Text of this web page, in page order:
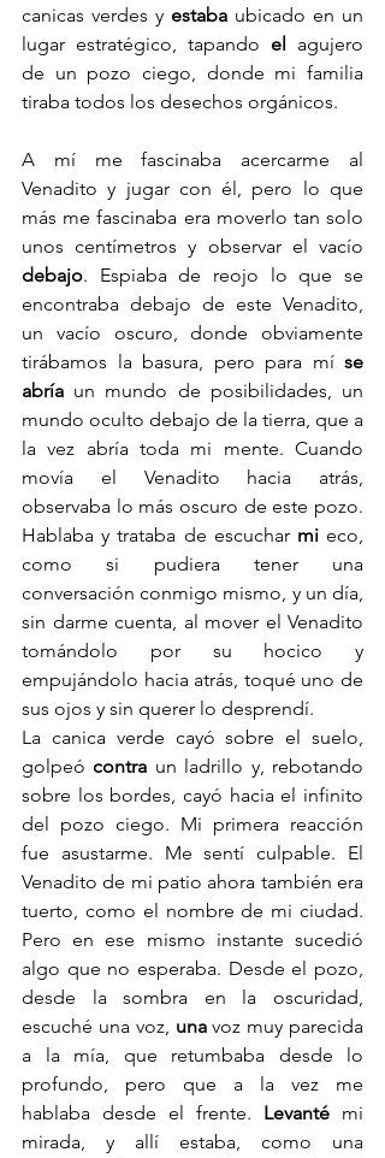
canicas verdes y estaba ubicado en un
lugar estratégico, tapando el
agujero
de un pozo ciego, donde mi familia
tiraba todos los desechos orgánicos.
A mí me fascinaba acercarme al
Venadito y jugar con él, pero lo que
más me fascinaba era moverlo tan solo
debajo. Espiaba de reojo lo que se
encontraba debajo de este Venadito,
un vacío oscuro, donde obviamente
tirábamos la basura, pero para mí se
abría un mundo de posibilidades, un
mundo oculto debajo de la tierra, que a
la vez abría toda mi mente. Cuando
movía el Venadito hacia atrás,
observaba lo más oscuro de este pozo.
Hablaba y trataba de escuchar mi eco,
como si pudiera tener una
conversación conmigo mismo, y un día,
sin darme cuenta, al mover el Venadito
tomándolo por su hocico y
empujándolo hacia atrás, toqué uno de
sus ojos y sin querer lo desprendí.
La canica verde cayó sobre el suelo,
golpeó contra un ladrillo y, rebotando
sobre los bordes, cayó hacia el infinito
del pozo ciego. Mi primera reacción
fue asustarme. Me sentí culpable. El
Venadito de mi patio ahora también era
tuerto, como el nombre de mi ciudad.
Pero en ese mismo instante sucedió
algo que no esperaba. Desde el pozo,
desde la sombra en la oscuridad,
escuché una voz, una voz muy parecida
a la mía, que retumbaba desde lo
profundo, pero que a la vez me
hablaba desde el frente. Levanté mi
mirada, y allí estaba, como una